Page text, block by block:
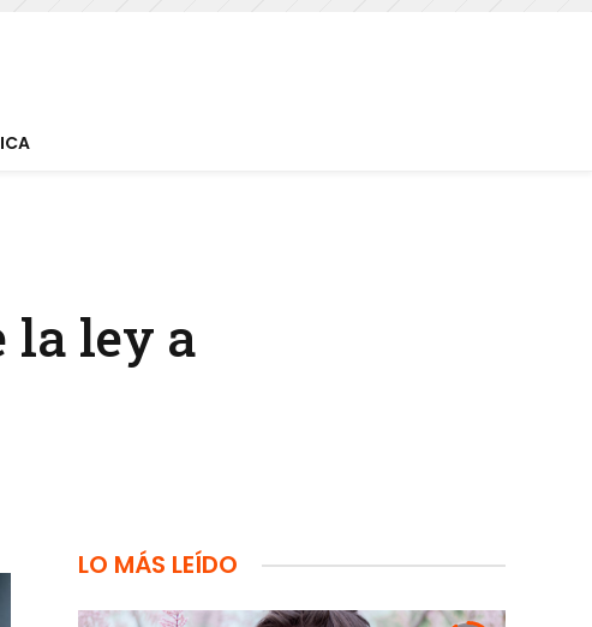
la ley a
LO MÁS LEÍDO